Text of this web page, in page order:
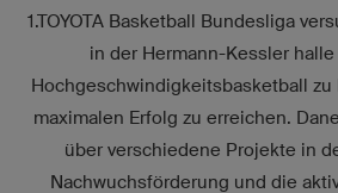
1.TOYOTA Basketball Bundesliga
in der Hermann-Kessler
Hochgeschwindigkeitsbasketball
maximalen Erfolg zu erreichen.
über verschiedene Projekte in
Nachwuchsförderung und die